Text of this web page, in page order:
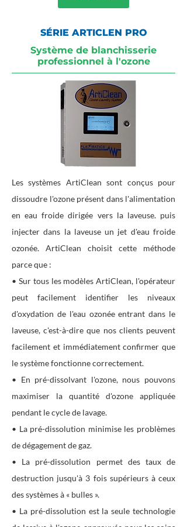
SÉRIE ARTICLEN PRO
Système de blanchisserie
professionnel à l'ozone
Les systèmes ArtiClean sont conçus pour
dissoudre l'ozone présent dans l'alimentation
en eau froide dirigée vers la laveuse. puis
injecter dans la laveuse un jet d'eau froide
ozonée. ArtiClean choisit cette méthode
parce que :
• Sur tous les modèles ArtiClean, l'opérateur
peut facilement identifier les niveaux
d'oxydation de l'eau ozonée entrant dans le
laveuse, c'est-à-dire que nos clients peuvent
facilement et immédiatement confirmer que
le système fonctionne correctement.
• En pré-dissolvant l'ozone, nous pouvons
maximiser la quantité d'ozone appliquée
pendant le cycle de lavage.
• La pré-dissolution minimise les problèmes
de dégagement de gaz.
• La pré-dissolution permet des taux de
destruction jusqu'à 3 fois supérieurs à ceux
des systèmes à « bulles ».
• La pré-dissolution est la seule technologie